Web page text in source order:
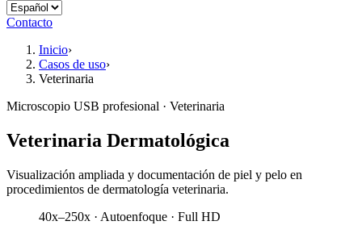
Contacto
Inicio›
Casos de uso›
Veterinaria
Microscopio USB profesional · Veterinaria
Veterinaria Dermatológica
Visualización ampliada y documentación de piel y pelo en
procedimientos de dermatología veterinaria.
40x–250x · Autoenfoque · Full HD